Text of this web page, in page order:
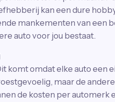
kan een dure
mankementen van een
auto voor jou bestaat.
komt omdat elke auto een
maar de
de kosten per automerk